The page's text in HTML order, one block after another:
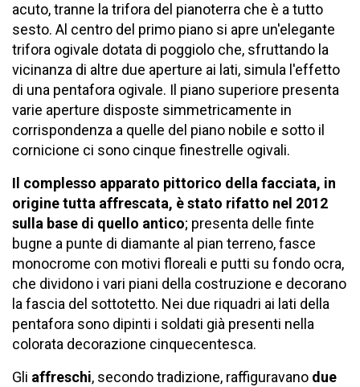
acuto, tranne la trifora del pianoterra che è a tutto
sesto. Al centro del primo piano si apre un'elegante
trifora ogivale dotata di poggiolo che, sfruttando la
vicinanza di altre due aperture ai lati, simula l'effetto
di una pentafora ogivale. Il piano superiore presenta
varie aperture disposte simmetricamente in
corrispondenza a quelle del piano nobile e sotto il
cornicione ci sono cinque finestrelle ogivali.
Il complesso apparato pittorico della facciata, in
origine tutta affrescata, è stato rifatto nel 2012
sulla base di quello antico; presenta delle finte
bugne a punte di diamante al pian terreno, fasce
monocrome con motivi floreali e putti su fondo ocra,
che dividono i vari piani della costruzione e decorano
la fascia del sottotetto. Nei due riquadri ai lati della
pentafora sono dipinti i soldati già presenti nella
colorata decorazione cinquecentesca.
Gli affreschi, secondo tradizione, raffiguravano due